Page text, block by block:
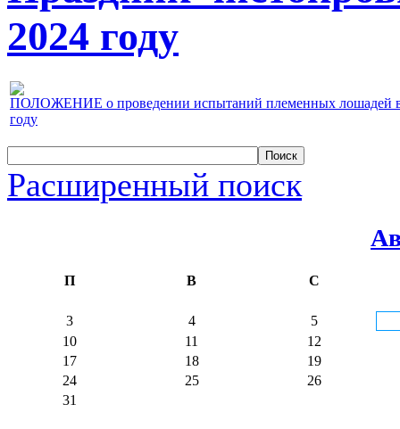
2024 году
ПОЛОЖЕНИЕ о проведении испытаний племенных лошадей
году
Расширенный поиск
П В С
3 4
5
10
11
12
17
18
19
24
25
26
31